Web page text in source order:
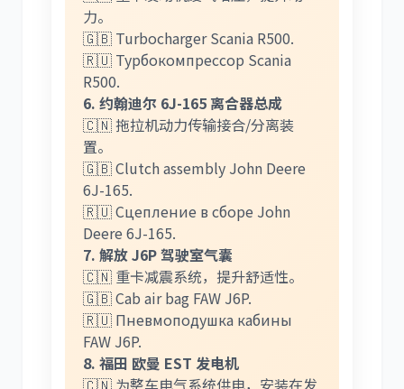
力。
🇬🇧 Turbocharger Scania R500.
🇷🇺 Турбокомпрессор Scania
R500.
6. 约翰迪尔 6J-165 离合器总成
🇨🇳 拖拉机动力传输接合/分离装
置。
🇬🇧 Clutch assembly John Deere
6J-165.
🇷🇺 Сцепление в сборе John
Deere 6J-165.
7. 解放 J6P 驾驶室气囊
🇨🇳 重卡减震系统，提升舒适性。
🇬🇧 Cab air bag FAW J6P.
🇷🇺 Пневмоподушка кабины
FAW J6P.
8. 福田 欧曼 EST 发电机